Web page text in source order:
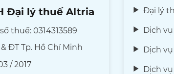
Đại lý thuế Altria
thuế: 0314313589
& ĐT Tp. Hồ Chí Minh
/ 2017
Đại lý
Dịch
Dịch
Dịch